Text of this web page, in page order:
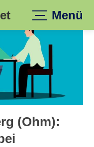
Menü
(Ohm):